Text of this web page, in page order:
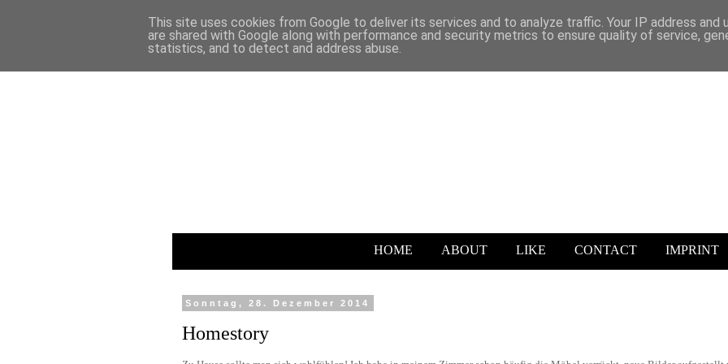
HOME ABOUT LIKE CONTACT IMPRINT
Sonntag, 28. Dezember 2014
Homestory
This site uses cookies from Google to deliver its services and to analyze traffic. Your IP address and
are shared with Google along with performance and security metrics to ensure quality of service,
statistics, and to detect and address abuse.